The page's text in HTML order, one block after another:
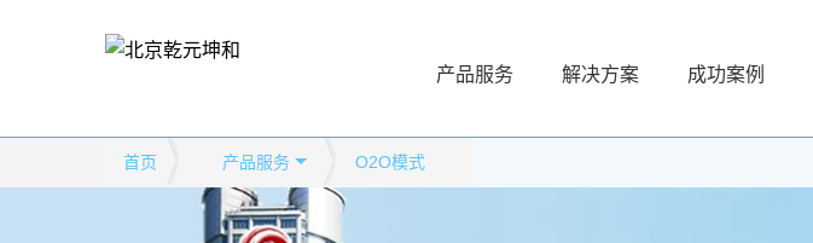
产品服务 解决方案 成功案例
首页 产品服务 O2O模式